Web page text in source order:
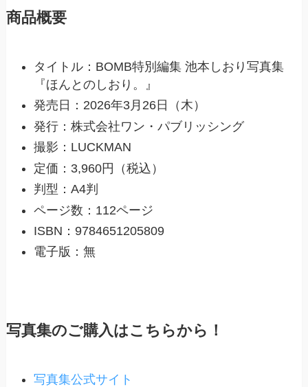
商品概要
タイトル：BOMB特別編集 池本しおり写真集
『ほんとのしおり。』
発売日：2026年3月26日（木）
発行：株式会社ワン・パブリッシング
撮影：LUCKMAN
定価：3,960円（税込）
判型：A4判
ページ数：112ページ
ISBN：9784651205809
電子版：無
写真集のご購入はこちらから！
写真集公式サイト